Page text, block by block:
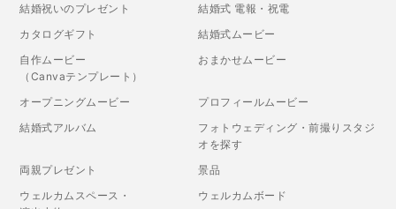
結婚祝いのプレゼント
結婚式 電報・祝電
カタログギフト
結婚式ムービー
自作ムービー
（Canvaテンプレート）
おまかせムービー
オープニングムービー
プロフィールムービー
結婚式アルバム
フォトウェディング・前撮りスタジ
オを探す
両親プレゼント
景品
ウェルカムスペース・
ウェルカムボード